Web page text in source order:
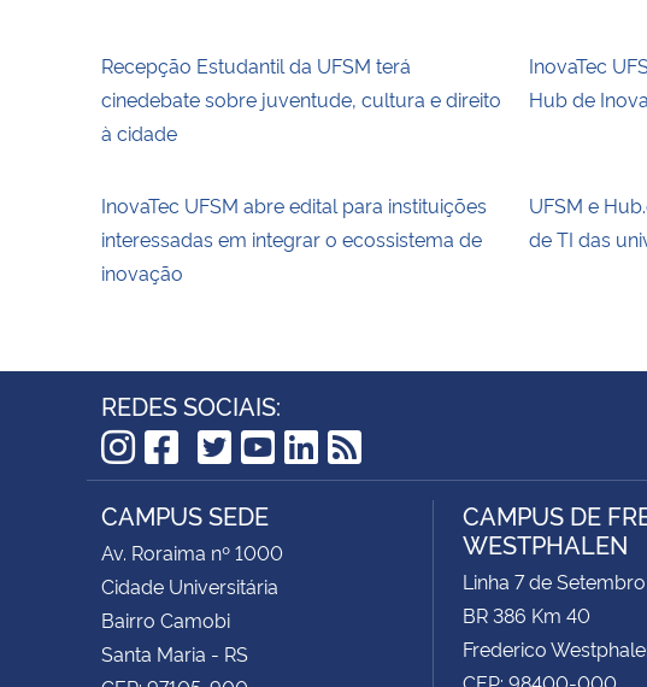
Recepção Estudantil da UFSM terá
cinedebate sobre juventude, cultura e direito
à cidade
InovaTec
Hub de
InovaTec UFSM abre edital para instituições
interessadas em integrar o ecossistema de
inovação
UFSM e
de TI das
REDES SOCIAIS:
Instagram
Facebook
TikTok
Twitter
YouTube
LinkedIn
RSS
CAMPUS SEDE
Av. Roraima nº 1000
Cidade Universitária
Bairro Camobi
Santa Maria - RS
CAMPUS DE
WESTPHALEN
Linha 7 de
BR 386 Km 40
Frederico
CEP: 98400-000